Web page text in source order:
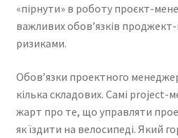
«пірнути» в роботу проєкт-
важливих обов’язків
ризиками.
Обов’язки проектного
кілька складових. Самі
жарт про те, що управляти
як їздити на велосипеді. Який